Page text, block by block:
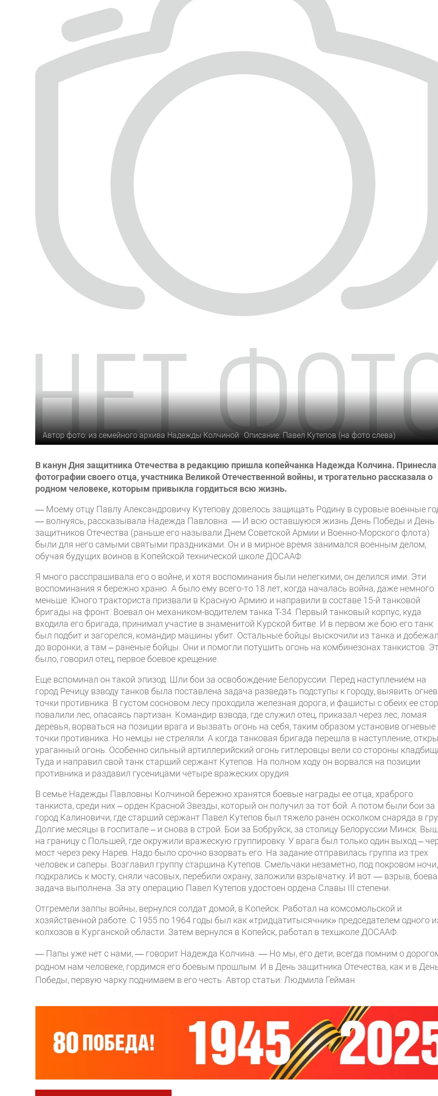
Автор фото: из семейного архива Надежды Колчиной Описание: Павел Кутепов (на фото слева)
В канун Дня защитника Отечества в редакцию пришла копейчанка Надежда Колчина. Принесла
фотографии своего отца, участника Великой Отечественной войны, и трогательно рассказала о
родном человеке, которым привыкла гордиться всю жизнь.
— Моему отцу Павлу Александровичу Кутепову довелось защищать Родину в суровые военные
— волнуясь, рассказывала Надежда Павловна. — И всю оставшуюся жизнь День Победы и День
защитников Отечества (раньше его называли Днем Советской Армии и Военно-Морского флота)
были для него самыми святыми праздниками. Он и в мирное время занимался военным делом,
обучая будущих воинов в Копейской технической школе ДОСААФ.
Я много расспрашивала его о войне, и хотя воспоминания были нелегкими, он делился ими. Эти
воспоминания я бережно храню. А было ему всего-то 18 лет, когда началась война, даже немного
меньше. Юного тракториста призвали в Красную Армию и направили в составе 15-й танковой
бригады на фронт. Воевал он механиком-водителем танка Т-34. Первый танковый корпус, куда
входила его бригада, принимал участие в знаменитой Курской битве. И в первом же бою его танк
был подбит и загорелся, командир машины убит. Остальные бойцы выскочили из танка и
до воронки, а там – раненые бойцы. Они и помогли потушить огонь на комбинезонах танкистов.
было, говорил отец, первое боевое крещение.
Еще вспоминал он такой эпизод. Шли бои за освобождение Белоруссии. Перед наступлением на
город Речицу взводу танков была поставлена задача разведать подступы к городу, выявить
точки противника. В густом сосновом лесу проходила железная дорога, и фашисты с обеих ее
повалили лес, опасаясь партизан. Командир взвода, где служил отец, приказал через лес, ломая
деревья, ворваться на позиции врага и вызвать огонь на себя, таким образом установив огневые
точки противника. Но немцы не стреляли. А когда танковая бригада перешла в наступление,
ураганный огонь. Особенно сильный артиллерийский огонь гитлеровцы вели со стороны
Туда и направил свой танк старший сержант Кутепов. На полном ходу он ворвался на позиции
противника и раздавил гусеницами четыре вражеских орудия.
В семье Надежды Павловны Колчиной бережно хранятся боевые награды ее отца, храброго
танкиста, среди них – орден Красной Звезды, который он получил за тот бой. А потом были бои за
город Калиновичи, где старший сержант Павел Кутепов был тяжело ранен осколком снаряда в
Долгие месяцы в госпитале – и снова в строй. Бои за Бобруйск, за столицу Белоруссии Минск.
на границу с Польшей, где окружили вражескую группировку. У врага был только один выход –
мост через реку Нарев. Надо было срочно взорвать его. На задание отправилась группа из трех
человек и саперы. Возглавил группу старшина Кутепов. Смельчаки незаметно, под покровом ночи,
подкрались к мосту, сняли часовых, перебили охрану, заложили взрывчатку. И вот — взрыв,
задача выполнена. За эту операцию Павел Кутепов удостоен ордена Славы III степени.
Отгремели залпы войны, вернулся солдат домой, в Копейск. Работал на комсомольской и
хозяйственной работе. С 1955 по 1964 годы был как «тридцатитысячник» председателем одного
колхозов в Курганской области. Затем вернулся в Копейск, работал в техшколе ДОСААФ.
— Папы уже нет с нами, — говорит Надежда Колчина. — Но мы, его дети, всегда помним о
родном нам человеке, гордимся его боевым прошлым. И в День защитника Отечества, как и в
Победы, первую чарку поднимаем в его честь. Автор статьи: Людмила Гейман